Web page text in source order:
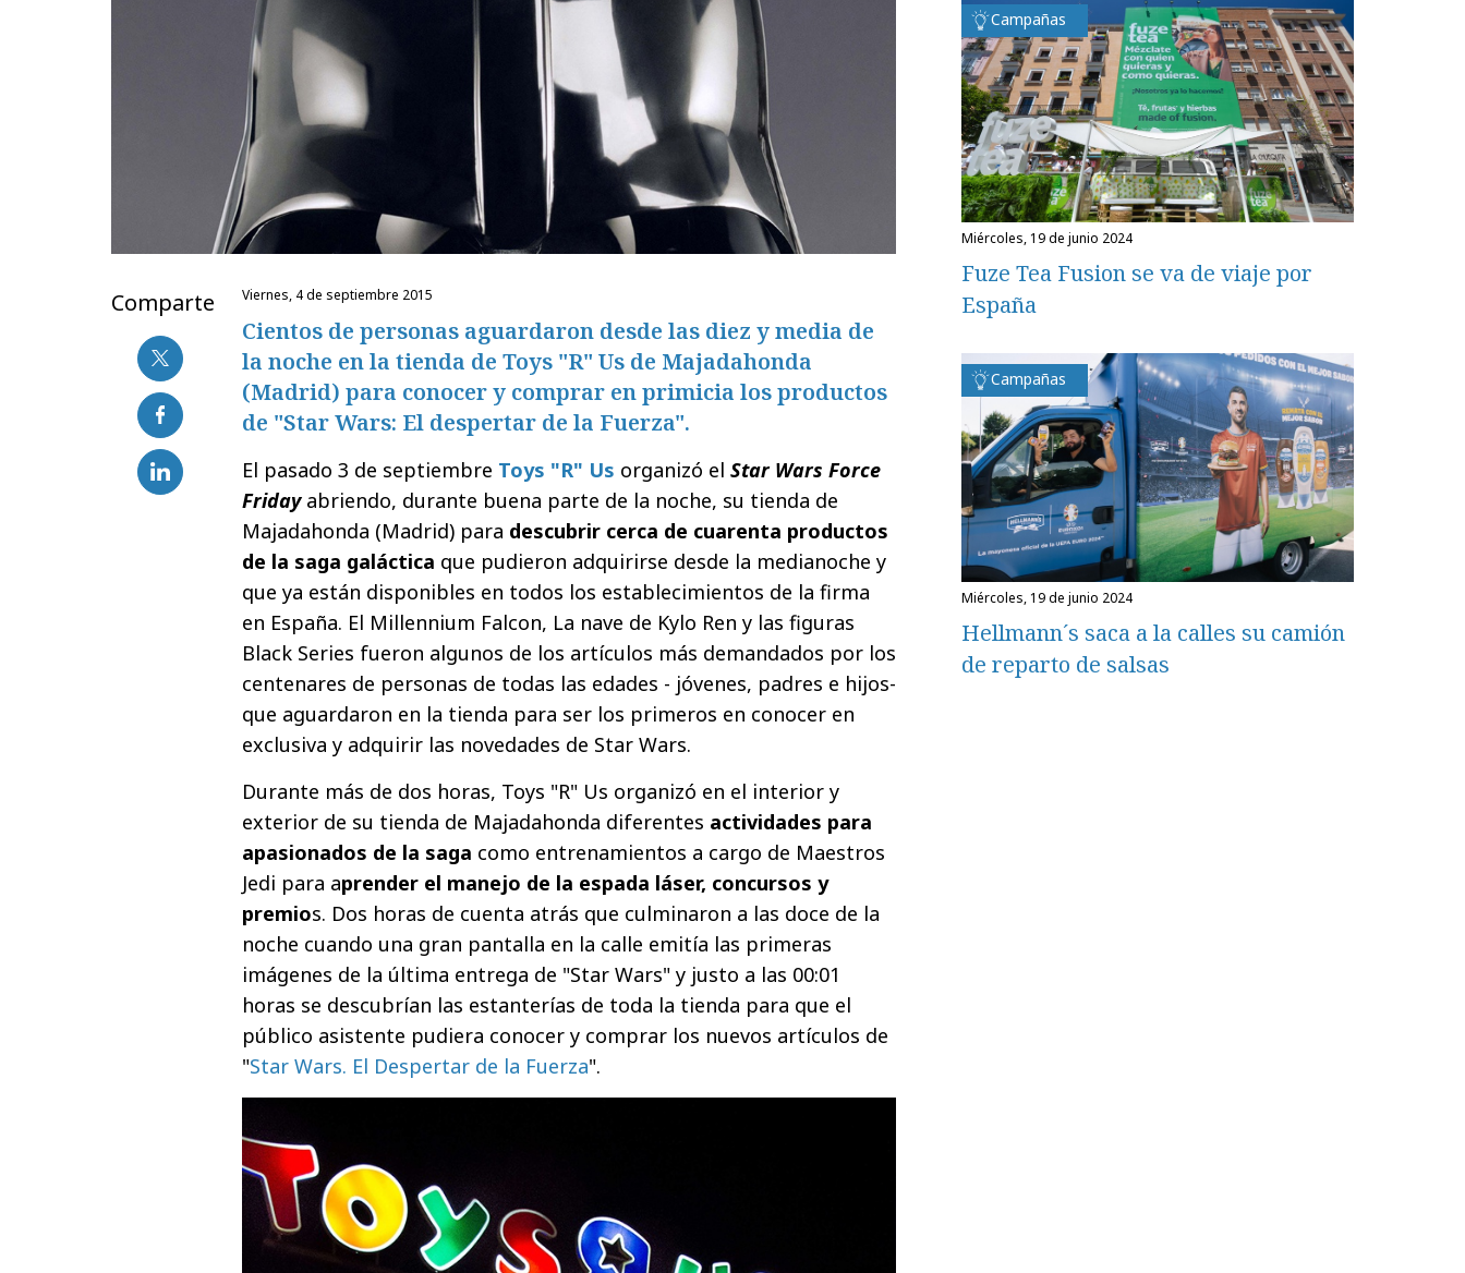
Comparte viernes, 4 de septiembre 2015
Cientos de personas aguardaron desde las diez y media de
la noche en la tienda de Toys "R" Us de Majadahonda
(Madrid) para conocer y comprar en primicia los productos
de "Star Wars: El despertar de la Fuerza".
El pasado 3 de septiembre Toys "R" Us organizó el Star Wars Force
Fridayabriendo, durante buena parte de la noche, su tienda de
Majadahonda (Madrid) para descubrir cerca de cuarenta productos
de la saga galáctica que pudieron adquirirse desde la medianoche y
que ya están disponibles en todos los establecimientos de la firma
en España. El Millennium Falcon, La nave de Kylo Ren y las figuras
Black Series fueron algunos de los artículos más demandados por los
centenares de personas de todas las edades - jóvenes, padres e hijos-
que aguardaron en la tienda para ser los primeros en conocer en
exclusiva y adquirir las novedades de Star Wars.
Durante más de dos horas, Toys "R" Us organizó en el interior y
exterior de su tienda de Majadahonda diferentes actividades para
apasionados de la saga como entrenamientos a cargo de Maestros
Jedi para aprender el manejo de la espada láser, concursos y
premios. Dos horas de cuenta atrás que culminaron a las doce de la
noche cuando una gran pantalla en la calle emitía las primeras
imágenes de la última entrega de "Star Wars" y justo a las 00:01
horas se descubrían las estanterías de toda la tienda para que el
público asistente pudiera conocer y comprar los nuevos artículos de
"Star Wars. El Despertar de la Fuerza".
Campañas
miércoles, 19 de junio 2024
Fuze Tea Fusion se va de viaje por
España
Campañas
miércoles, 19 de junio 2024
Hellmann´s saca a la calles su camión
de reparto de salsas